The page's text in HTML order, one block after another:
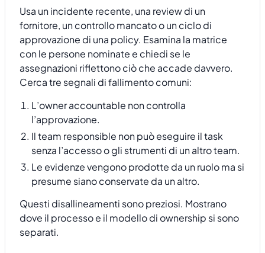
Usa un incidente recente, una review di un
fornitore, un controllo mancato o un ciclo di
approvazione di una policy. Esamina la matrice
con le persone nominate e chiedi se le
assegnazioni riflettono ciò che accade davvero.
Cerca tre segnali di fallimento comuni:
L’owner accountable non controlla
l’approvazione.
Il team responsible non può eseguire il task
senza l’accesso o gli strumenti di un altro team.
Le evidenze vengono prodotte da un ruolo ma si
presume siano conservate da un altro.
Questi disallineamenti sono preziosi. Mostrano
dove il processo e il modello di ownership si sono
separati.